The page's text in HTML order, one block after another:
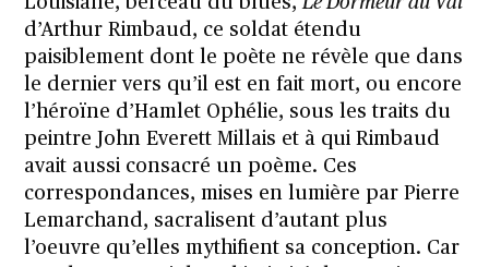
d’Arthur Rimbaud, ce soldat étendu
paisiblement dont le poète ne révèle que dans
le dernier vers qu’il est en fait mort, ou encore
l’héroïne d’Hamlet Ophélie, sous les traits du
peintre John Everett Millais et à qui Rimbaud
avait aussi consacré un poème. Ces
correspondances, mises en lumière par Pierre
Lemarchand, sacralisent d’autant plus
l’oeuvre qu’elles mythifient sa conception. Car